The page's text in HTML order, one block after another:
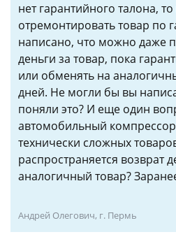
нет гарантийного талона,
отремонтировать товар по
написано, что можно даже
деньги за товар, пока
или обменять на
дней. Не могли бы вы
поняли это? И еще один
автомобильный
технически сложных
распространяется возврат
аналогичный товар?
Андрей Олегович, г. Пермь